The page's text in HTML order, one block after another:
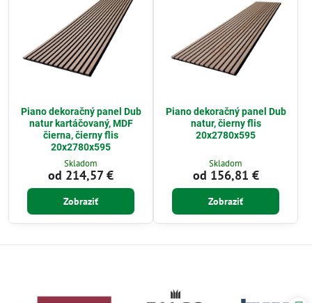
Piano dekoračný panel Dub
natur kartáčovaný, MDF
čierna, čierny flis
20x2780x595
Skladom
od 214,57 €
Zobraziť
Piano dekoračný panel Dub
natur, čierny flis
20x2780x595
Skladom
od 156,81 €
Zobraziť